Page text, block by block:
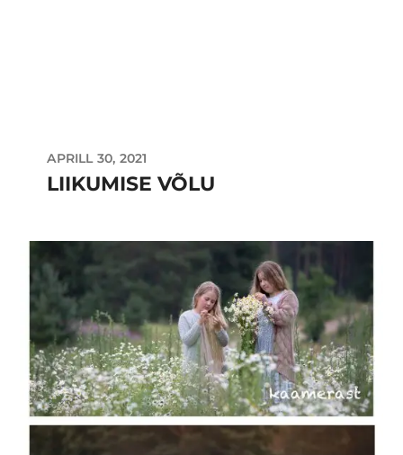
APRILL 30, 2021
LIIKUMISE VÕLU